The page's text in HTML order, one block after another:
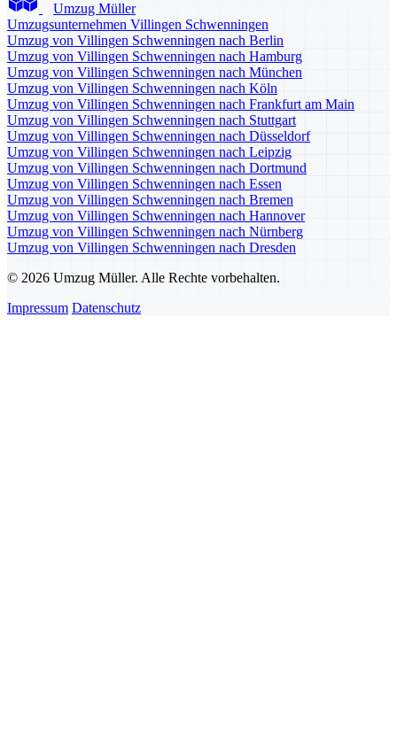
Umzug Müller
Umzugsunternehmen Villingen Schwenningen
Umzug von Villingen Schwenningen nach Berlin
Umzug von Villingen Schwenningen nach Hamburg
Umzug von Villingen Schwenningen nach München
Umzug von Villingen Schwenningen nach Köln
Umzug von Villingen Schwenningen nach Frankfurt am Main
Umzug von Villingen Schwenningen nach Stuttgart
Umzug von Villingen Schwenningen nach Düsseldorf
Umzug von Villingen Schwenningen nach Leipzig
Umzug von Villingen Schwenningen nach Dortmund
Umzug von Villingen Schwenningen nach Essen
Umzug von Villingen Schwenningen nach Bremen
Umzug von Villingen Schwenningen nach Hannover
Umzug von Villingen Schwenningen nach Nürnberg
Umzug von Villingen Schwenningen nach Dresden
© 2026 Umzug Müller. Alle Rechte vorbehalten.
Impressum Datenschutz